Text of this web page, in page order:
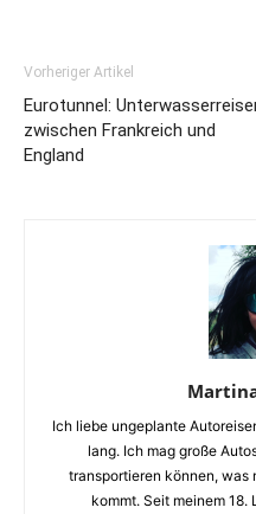
Vorheriger Artikel
Eurotunnel:
zwischen Frankreich und
England
Ich liebe ungeplante
lang. Ich mag große
transportieren können, was
kommt. Seit meinem